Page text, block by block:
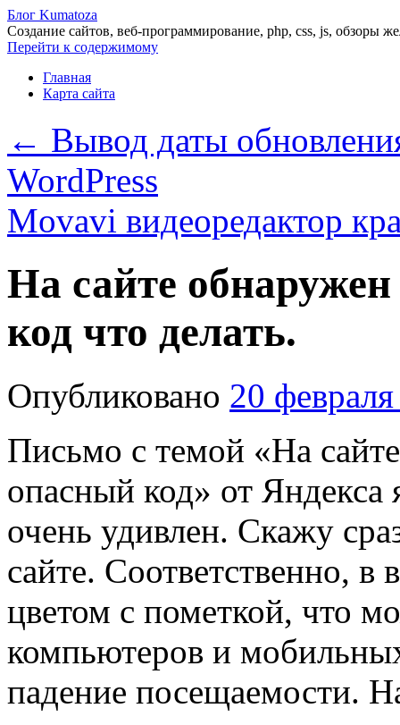
Блог Kumatoza
Создание сайтов, веб-программирование, php, css, js, обзоры
Перейти к содержимому
Главная
Карта сайта
← Вывод даты
WordPress
Movavi видеоредактор
На сайте
код что делать.
Опубликовано 20
Письмо с темой «На
опасный код» от
очень удивлен. Скажу
сайте. Соответственно, в
цветом с пометкой, что
компьютеров и
падение посещаемости.